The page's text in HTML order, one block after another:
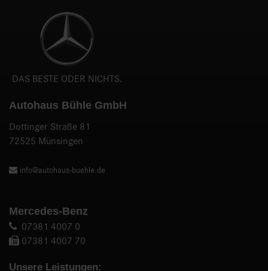
DAS BESTE ODER NICHTS.
Autohaus Bühle GmbH
Dottinger Straße 81
72525 Münsingen
info@autohaus-buehle.de
Mercedes-Benz
07381 4007 0
07381 4007 70
Unsere Leistungen: